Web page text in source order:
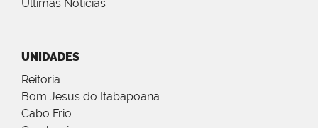
Últimas Notícias
UNIDADES
Reitoria
Bom Jesus do Itabapoana
Cabo Frio